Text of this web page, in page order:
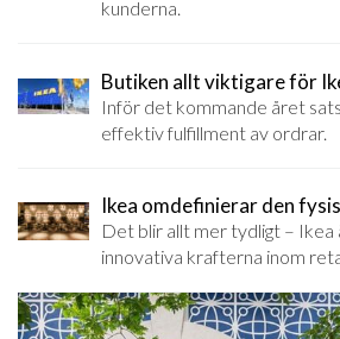
kunderna.
Butiken allt viktigare för
Inför det kommande året
effektiv fulfillment av ordrar.
Ikea omdefinierar den
Det blir allt mer tydligt – Ikea
innovativa krafterna inom